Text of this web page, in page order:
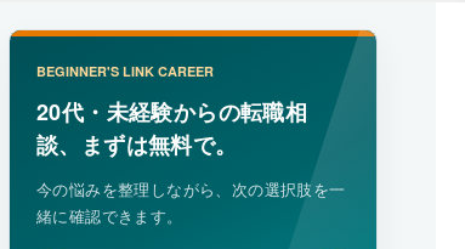
BEGINNER'S LINK CAREER
20代・未経験からの転職相
談、まずは無料で。
今の悩みを整理しながら、次の選択肢を一
緒に確認できます。